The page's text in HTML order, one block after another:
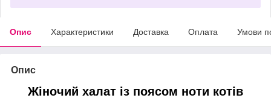
Опис Характеристики Доставка Оплата Умови
Опис
Жіночий халат із поясом ноти котів